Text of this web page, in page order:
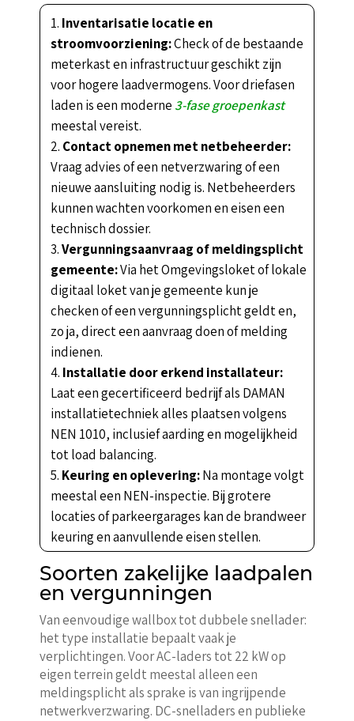
Inventarisatie locatie en
stroomvoorziening:Check of de bestaande
meterkast en infrastructuur geschikt zijn
voor hogere laadvermogens. Voor driefasen
laden is een moderne 3-fase groepenkast
meestal vereist.
Contact opnemen met netbeheerder:
Vraag advies of een netverzwaring of een
nieuwe aansluiting nodig is. Netbeheerders
kunnen wachten voorkomen en eisen een
technisch dossier.
Vergunningsaanvraag of meldingsplicht
gemeente:Via het Omgevingsloket of lokale
digitaal loket van je gemeente kun je
checken of een vergunningsplicht geldt en,
zo ja, direct een aanvraag doen of melding
indienen.
Installatie door erkend installateur:
Laat een gecertificeerd bedrijf als DAMAN
installatietechniek alles plaatsen volgens
NEN 1010, inclusief aarding en mogelijkheid
tot load balancing.
Keuring en oplevering:Na montage volgt
meestal een NEN-inspectie. Bij grotere
locaties of parkeergarages kan de brandweer
keuring en aanvullende eisen stellen.
Soorten zakelijke laadpalen
en vergunningen
Van eenvoudige wallbox tot dubbele snellader:
het type installatie bepaalt vaak je
verplichtingen. Voor AC-laders tot 22 kW op
eigen terrein geldt meestal alleen een
meldingsplicht als sprake is van ingrijpende
netwerkverzwaring. DC-snelladers en publieke